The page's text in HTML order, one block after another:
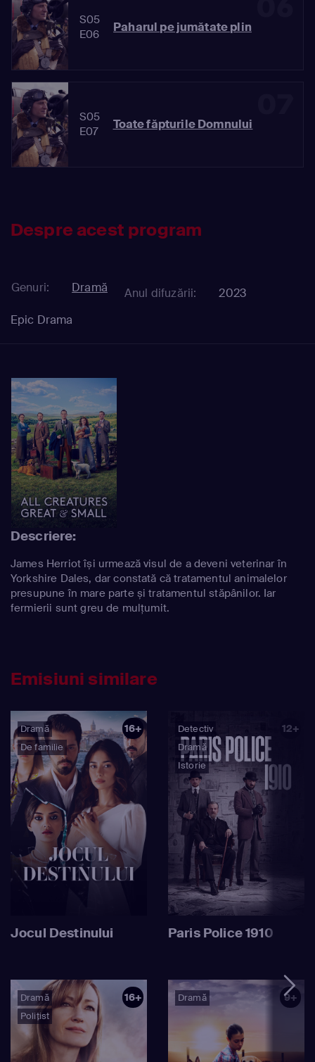
S05
E06
Paharul pe jumătate plin
S05
E07
Toate făpturile Domnului
Despre acest program
Genuri: Dramă Anul difuzării:
2023
Epic Drama
Descriere:
James Herriot își urmează visul de a deveni veterinar în
Yorkshire Dales, dar constată că tratamentul animalelor
presupune în mare parte și tratamentul stăpânilor. Iar
fermierii sunt greu de mulțumit.
Emisiuni similare
Dramă
De familie
16+
Jocul Destinului
Detectiv
Dramă
Istorie
12+
Paris Police 1910
Dramă
Polițist
16+ Dramă 9+